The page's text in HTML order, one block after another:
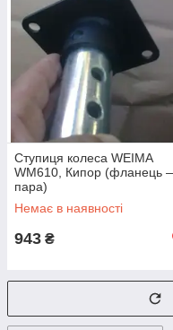
Ступиця колеса WEIMA
WM610, Кипор (фланець
пара)
Немає в наявності
943 ₴